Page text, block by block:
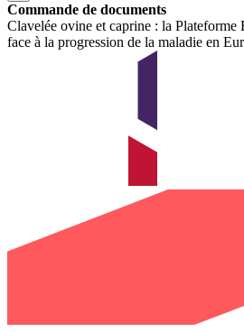
Commande de documents
Clavelée ovine et caprine : la Plateforme
face à la progression de la maladie en